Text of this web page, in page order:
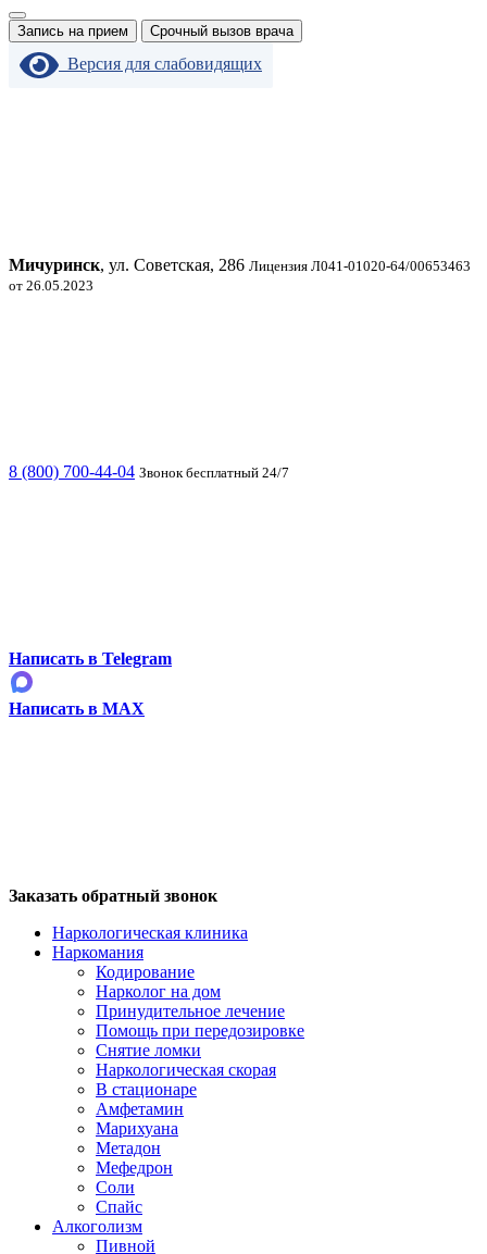
Запись на прием Срочный вызов врача
Версия для слабовидящих
Мичуринск, ул. Советская, 286 Лицензия Л041-01020-64/00653463
от 26.05.2023
8 (800) 700-44-04 Звонок бесплатный 24/7
Написать в Telegram
Написать в MAX
Заказать обратный звонок
Наркологическая клиника
Наркомания
Кодирование
Нарколог на дом
Принудительное лечение
Помощь при передозировке
Снятие ломки
Наркологическая скорая
В стационаре
Амфетамин
Марихуана
Метадон
Мефедрон
Соли
Спайс
Алкоголизм
Пивной